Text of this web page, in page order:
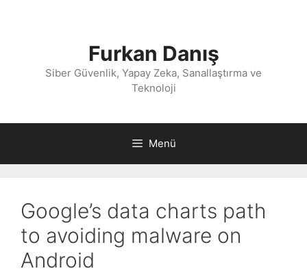
Furkan Danış
Siber Güvenlik, Yapay Zeka, Sanallaştırma ve
Teknoloji
Menü
Google’s data charts path
to avoiding malware on
Android